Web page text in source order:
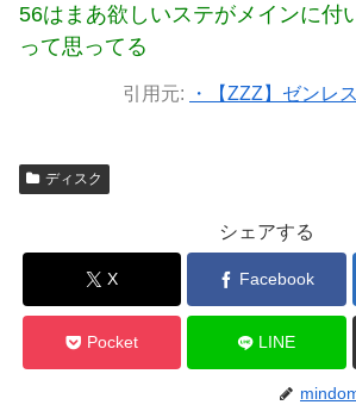
56はまあ欲しいステがメインに付
って思ってる
引用元: ・【ZZZ】ゼンレ
ディスク
シェアする
X Facebook
Pocket LINE